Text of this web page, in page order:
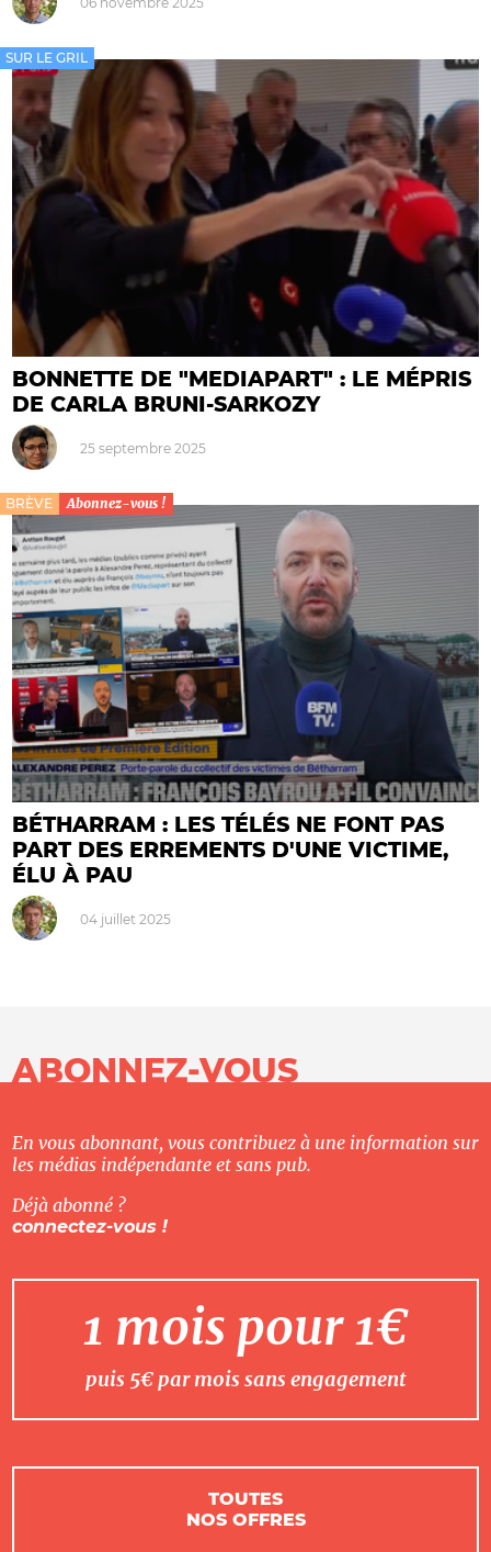
SUR LE GRIL
BONNETTE DE "MEDIAPART" : LE MÉPRIS
DE CARLA BRUNI-SARKOZY
25 septembre 2025
BRÈVE Abonnez-vous !
BÉTHARRAM : LES TÉLÉS NE FONT PAS
PART DES ERREMENTS D'UNE VICTIME,
ÉLU À PAU
04 juillet 2025
ABONNEZ-VOUS
En vous abonnant, vous contribuez à une information sur
les médias indépendante et sans pub.
Déjà abonné ?
connectez-vous !
1 mois pour 1€
puis 5€ par mois sans engagement
TOUTES
NOS OFFRES